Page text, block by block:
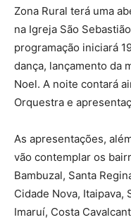
Zona Rural terá uma
na Igreja São
programação iniciará
dança, lançamento da
Noel. A noite contará
Orquestra e
As apresentações,
vão contemplar os
Bambuzal, Santa
Cidade Nova, Itaipava,
Imaruí, Costa